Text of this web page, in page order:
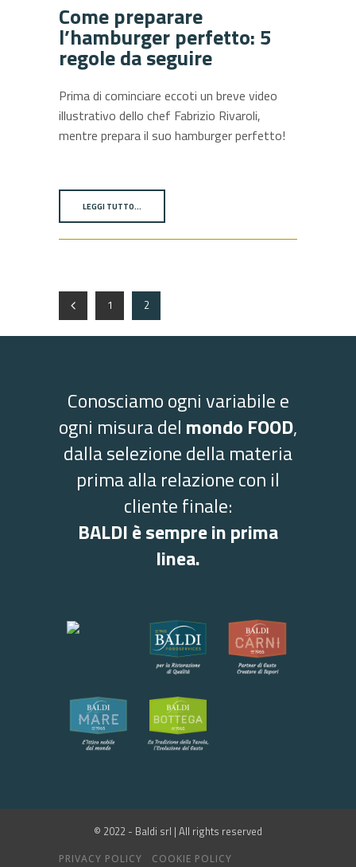
Come preparare
l’hamburger perfetto: 5
regole da seguire
Prima di cominciare eccoti un breve video
illustrativo dello chef Fabrizio Rivaroli,
mentre prepara il suo hamburger perfetto!
LEGGI TUTTO…
1 2
Conosciamo ogni variabile e
ogni misura del mondo FOOD,
dalla selezione della materia
prima alla relazione con il
cliente finale:
BALDI è sempre in prima
linea.
© 2022 - Baldi srl | All rights reserved
PRIVACY POLICY COOKIE POLICY